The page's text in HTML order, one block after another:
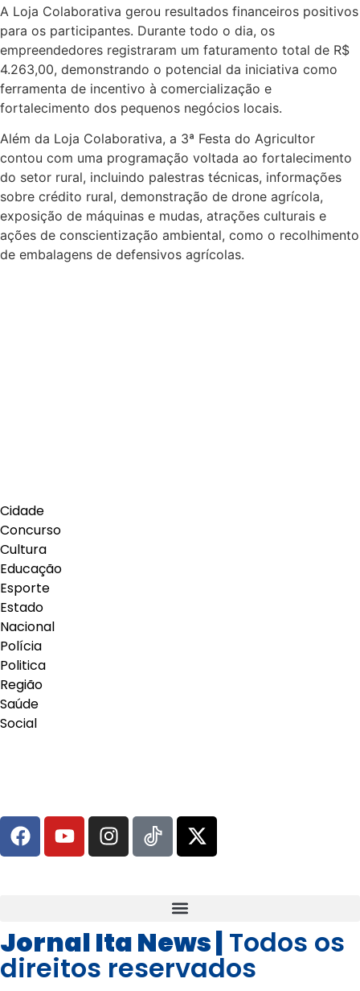
A Loja Colaborativa gerou resultados financeiros positivos
para os participantes. Durante todo o dia, os
empreendedores registraram um faturamento total de R$
4.263,00, demonstrando o potencial da iniciativa como
ferramenta de incentivo à comercialização e
fortalecimento dos pequenos negócios locais.
Além da Loja Colaborativa, a 3ª Festa do Agricultor
contou com uma programação voltada ao fortalecimento
do setor rural, incluindo palestras técnicas, informações
sobre crédito rural, demonstração de drone agrícola,
exposição de máquinas e mudas, atrações culturais e
ações de conscientização ambiental, como o recolhimento
de embalagens de defensivos agrícolas.
Cidade
Concurso
Cultura
Educação
Esporte
Estado
Nacional
Polícia
Politica
Região
Saúde
Social
Jornal Ita News | Todos os
direitos reservados